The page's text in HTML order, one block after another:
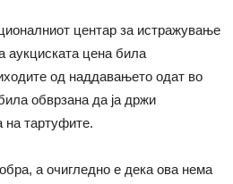
центар за истражување
аукциската цена била
од наддавањето одат во
обврзана да ја држи
на тартуфите.
а очигледно е дека ова нема